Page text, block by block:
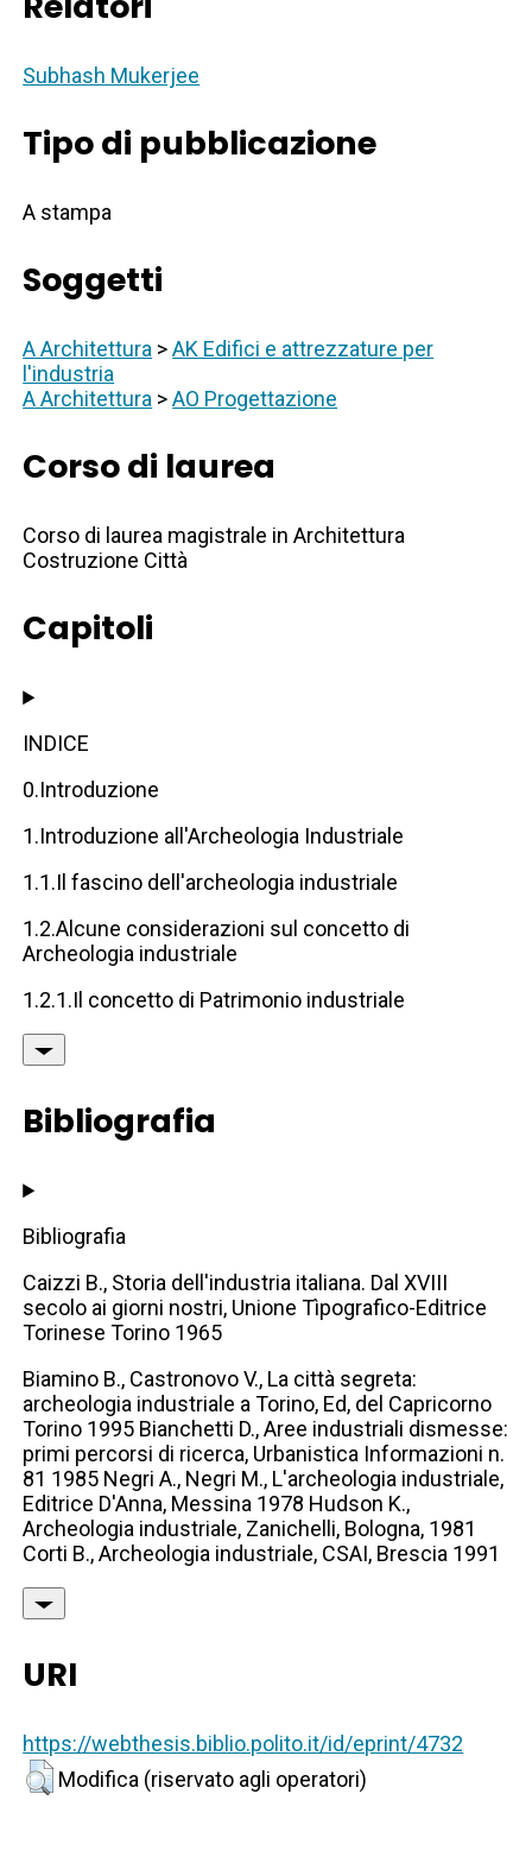
Subhash Mukerjee
Tipo di pubblicazione
A stampa
Soggetti
A Architettura >AK Edifici e attrezzature per
l'industria
A Architettura >AO Progettazione
Corso di laurea
Corso di laurea magistrale in Architettura
Costruzione Città
Capitoli
INDICE
0.Introduzione
1.Introduzione all'Archeologia Industriale
1.1.Il fascino dell'archeologia industriale
1.2.Alcune considerazioni sul concetto di
Archeologia industriale
1.2.1.Il concetto di Patrimonio industriale
Bibliografia
Bibliografia
Caizzi B., Storia dell'industria italiana. Dal XVIII
secolo ai giorni nostri, Unione Tìpografico-Editrice
Torinese Torino 1965
Biamino B., Castronovo V., La città segreta:
archeologia industriale a Torino, Ed, del Capricorno
Torino 1995 Bianchetti D., Aree industriali dismesse:
primi percorsi di ricerca, Urbanistica Informazioni n.
81 1985 Negri A., Negri M., L'archeologia industriale,
Editrice D'Anna, Messina 1978 Hudson K.,
Archeologia industriale, Zanichelli, Bologna, 1981
Corti B., Archeologia industriale, CSAI, Brescia 1991
URI
https://webthesis.biblio.polito.it/id/eprint/4732
Modifica (riservato agli operatori)